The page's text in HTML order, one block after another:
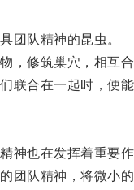
队精神的昆虫。
修筑巢穴，相互
合在一起时，便
也在发挥着重要
队精神，将微小的